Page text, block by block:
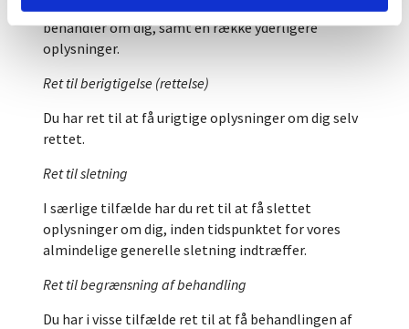
Du har ret til at få indsigt i de oplysninger, som vi
behandler om dig, samt en række yderligere
oplysninger.
Ret til berigtigelse (rettelse)
Du har ret til at få urigtige oplysninger om dig selv
rettet.
Ret til sletning
I særlige tilfælde har du ret til at få slettet
oplysninger om dig, inden tidspunktet for vores
almindelige generelle sletning indtræffer.
Ret til begrænsning af behandling
Du har i visse tilfælde ret til at få behandlingen af